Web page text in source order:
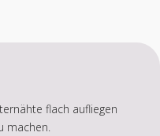
flach aufliegen
machen.